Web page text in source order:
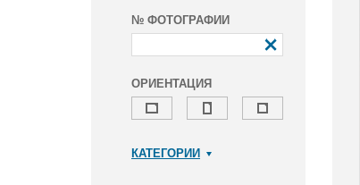
№ ФОТОГРАФИИ
ОРИЕНТАЦИЯ
КАТЕГОРИИ